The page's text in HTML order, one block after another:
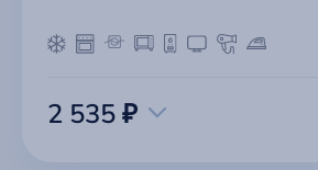
2 535 ₽